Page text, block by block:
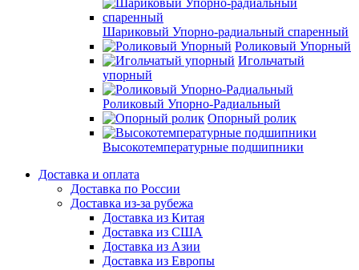
Шариковый Упорно-радиальный спаренный
Роликовый Упорный
Игольчатый
упорный
Роликовый Упорно-Радиальный
Опорный ролик
Высокотемпературные подшипники
Доставка и оплата
Доставка по России
Доставка из-за рубежа
Доставка из Китая
Доставка из США
Доставка из Азии
Доставка из Европы